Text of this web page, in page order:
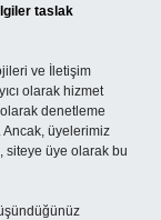
taslak
ve İletişim
olarak hizmet
denetleme
Ancak, üyelerimiz
siteye üye olarak bu